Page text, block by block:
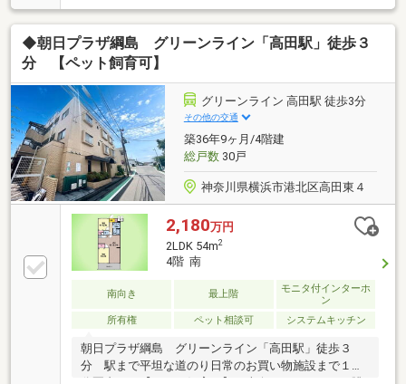
間セキュリティシステムなど、ハイレベルなセキュリ
ティ体制で安心の暮らしを提供■LDKは広々約15.7帖■
ご家族との会話も弾む、人気の対面キッチン■ビルト
イン食器洗い乾燥機、ディスポーザー、LDには床暖房
ウォークインクロゼットが２つ■テラスと専用庭付き
の住戸！■テラスから駐輪場へも行き来ができるた
め、大変便利な動線になっています■ペット飼育可
（細則有）■24時間ゴミ出し
◆朝日プラザ綱島 グリーンライン「高田駅」徒歩３
分 【ペット飼育可】
グリーンライン 高田駅 徒歩3分
その他の交通
築36年9ヶ月/4階建
総戸数30戸
神奈川県横浜市港北区高田東４
2,180万円
2LDK 54m2
4階 南
南向き 最上階
モニタ付インターホ
ン
所有権
ペット相談可 システムキッチン
朝日プラザ綱島 グリーンライン「高田駅」徒歩３
分 駅まで平坦な道のり日常のお買い物施設まで１０